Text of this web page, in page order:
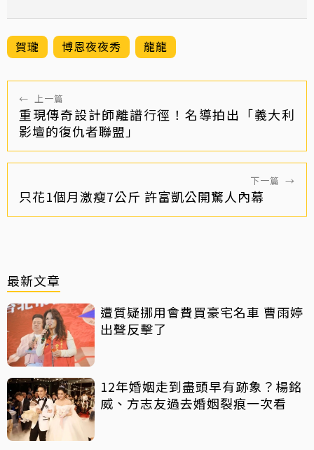
賀瓏 博恩夜夜秀 龍龍
← 上一篇
重現傳奇設計師離譜行徑！名導拍出「義大利
影壇的復仇者聯盟」
下一篇 →
只花1個月激瘦7公斤 許富凱公開驚人內幕
最新文章
遭質疑挪用會費買豪宅名車 曹雨婷
出聲反擊了
12年婚姻走到盡頭早有跡象？楊銘
威、方志友過去婚姻裂痕一次看